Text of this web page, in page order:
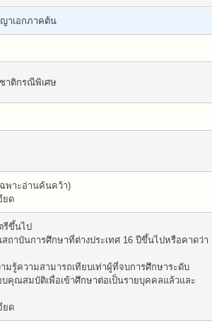
าเอกภาคต้น
าติกรณีพิเศษ
พาะอ่านค้นคว้า)
ยด
รีขึ้นไป
ถาบันการศึกษาที่ต่างประเทศ 16 ปีขึ้นไปหรือคาดว่า
มรู้ความสามารถเทียบเท่าผู้ที่จบการศึกษาระดับ
คุณสมบัติเพื่อเข้าศึกษาต่อเป็นรายบุคคลแล้วและ
ยด